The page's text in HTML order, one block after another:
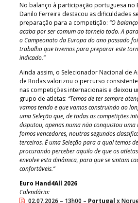
No balanço à participação portuguesa no
Danilo Ferreira destacou as dificuldades
preparação para a competição: “O
acaba por ser comum ao torneio todo. A
o Campeonato da Europa do ano passado
trabalho que tivemos para preparar este
indicado.”
Ainda assim, o Selecionador Nacional de
de Rodas valorizou o percurso
nas competições internacionais e deixou
grupo de atletas: “Temos de ter sempre
vamos tendo e que vamos construindo ao
uma Seleção que, de todas as competições
disputou, apenas numa não conquistou uma
fomos vencedores, noutras segundos
terceiros. É uma Seleção para a qual temos
procurando perceber aquilo de que os
envolve esta dinâmica, para que se sintam
confortáveis.”
Euro Hand4All 2026
Calendário:
02.07.2026 – 13h00 – Portugal x